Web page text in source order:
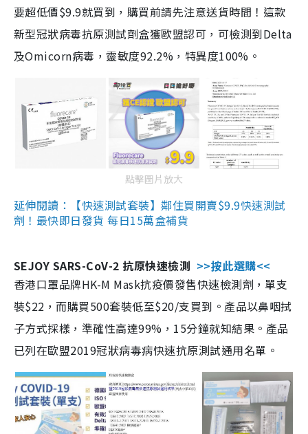
要超低價$9.9就買到，購買前請先注意送貨時間！這款
新型冠狀病毒抗原測試劑盒獲歐盟認可，可檢測到Delta
及Omicorn病毒，靈敏度92.2%，特異度100%。
點擊圖片放大
延伸閱讀：【快速測試套裝】鄰住買開賣$9.9快速測試
劑！最快即日發貨 每日15萬盒補貨
SEJOY SARS-CoV-2 抗原快速檢測 >>按此選購<<
香港口罩品牌HK-M Mask抗疫價發售快速檢測劑，單支
裝$22，而購買500套裝低至$20/支買到。產品以鼻咽拭
子方式採樣，準確性高達99%，15分鐘就知結果。產品
已列在歐盟2019冠狀病毒病快速抗原測試通用名單。